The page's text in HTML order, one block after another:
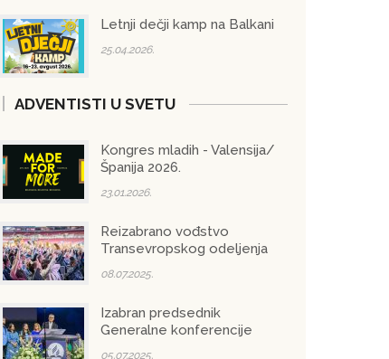
Letnji dečji kamp na Balkani
25.04.2026.
ADVENTISTI U SVETU
Kongres mladih - Valensija/
Španija 2026.
23.01.2026.
Reizabrano vođstvo
Transevropskog odeljenja
08.07.2025.
Izabran predsednik
Generalne konferencije
05.07.2025.